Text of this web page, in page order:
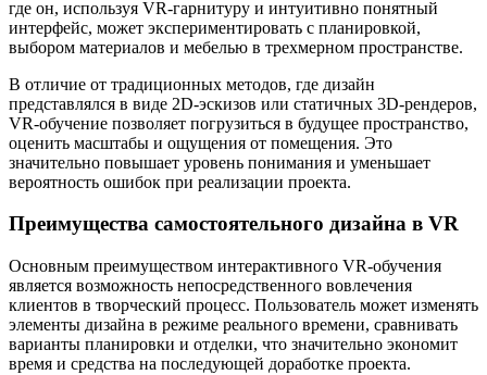
где он, используя VR-гарнитуру и интуитивно понятный
интерфейс, может экспериментировать с планировкой,
выбором материалов и мебелью в трехмерном пространстве.
В отличие от традиционных методов, где дизайн
представлялся в виде 2D-эскизов или статичных 3D-рендеров,
VR-обучение позволяет погрузиться в будущее пространство,
оценить масштабы и ощущения от помещения. Это
значительно повышает уровень понимания и уменьшает
вероятность ошибок при реализации проекта.
Преимущества самостоятельного дизайна в VR
Основным преимуществом интерактивного VR-обучения
является возможность непосредственного вовлечения
клиентов в творческий процесс. Пользователь может изменять
элементы дизайна в режиме реального времени, сравнивать
варианты планировки и отделки, что значительно экономит
время и средства на последующей доработке проекта.